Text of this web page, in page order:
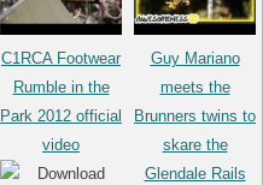
C1RCA Footwear
Rumble in the
Park 2012 official
video
Guy Mariano
meets the
Brunners twins to
skare the
Glendale Rails